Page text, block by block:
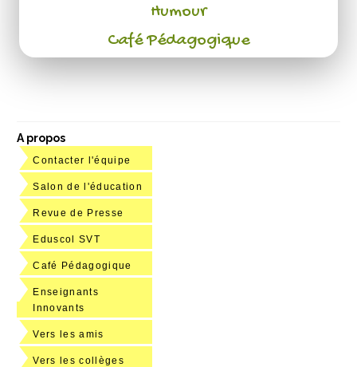
Humour
Café Pédagogique
A propos
Contacter l'équipe
Salon de l'éducation
Revue de Presse
Eduscol SVT
Café Pédagogique
Enseignants
Innovants
Vers les amis
Vers les collèges